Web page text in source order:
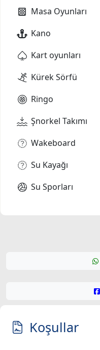
Masa Oyunları
Kano
Kart oyunları
Kürek Sörfü
Ringo
Şnorkel Takımı
Wakeboard
Su Kayağı
Su Sporları
Koşullar